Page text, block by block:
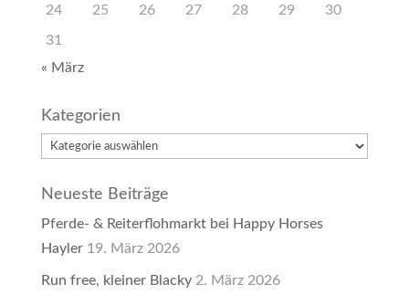
24 25 26 27 28 29 30
31
« März
Kategorien
Kategorien
Neueste Beiträge
Pferde- & Reiterflohmarkt bei Happy Horses
Hayler 19. März 2026
Run free, kleiner Blacky 2. März 2026